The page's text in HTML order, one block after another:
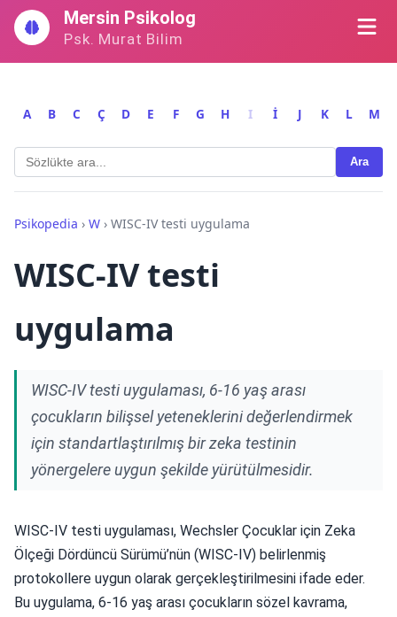
İçeriğe
geç
Mersin Psikolog
Psk. Murat Bilim
A B C Ç D E F G H I İ J K L M
Ara
Psikopedia › W › WISC-IV testi uygulama
WISC-IV testi
uygulama
WISC-IV testi uygulaması, 6-16 yaş arası
çocukların bilişsel yeteneklerini değerlendirmek
için standartlaştırılmış bir zeka testinin
yönergelere uygun şekilde yürütülmesidir.
WISC-IV testi uygulaması, Wechsler Çocuklar için Zeka
Ölçeği Dördüncü Sürümü’nün (WISC-IV) belirlenmiş
protokollere uygun olarak gerçekleştirilmesini ifade eder.
Bu uygulama, 6-16 yaş arası çocukların sözel kavrama,